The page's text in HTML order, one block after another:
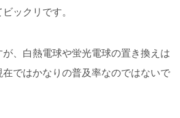
ックリです。
、白熱電球や蛍光電球の置き換えは
ではかなりの普及率なのではないで